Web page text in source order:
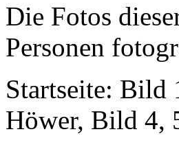
Die Fotos
Personen
Startseite:
Höwer, Bild 4,